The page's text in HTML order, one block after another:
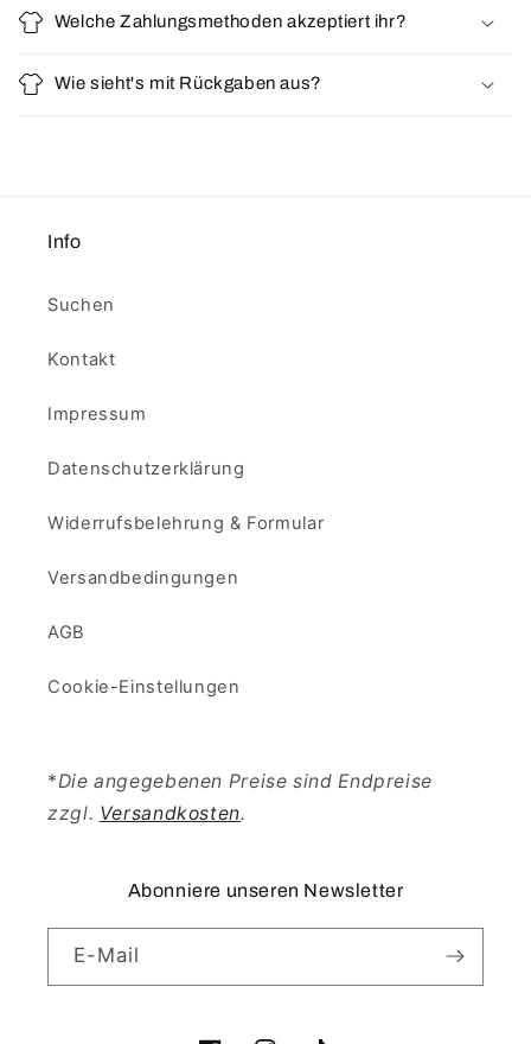
Welche Zahlungsmethoden akzeptiert ihr?
Wie sieht's mit Rückgaben aus?
Info
Suchen
Kontakt
Impressum
Datenschutzerklärung
Widerrufsbelehrung & Formular
Versandbedingungen
AGB
Cookie-Einstellungen
*Die angegebenen Preise sind Endpreise
zzgl. Versandkosten.
Abonniere unseren Newsletter
E-Mail